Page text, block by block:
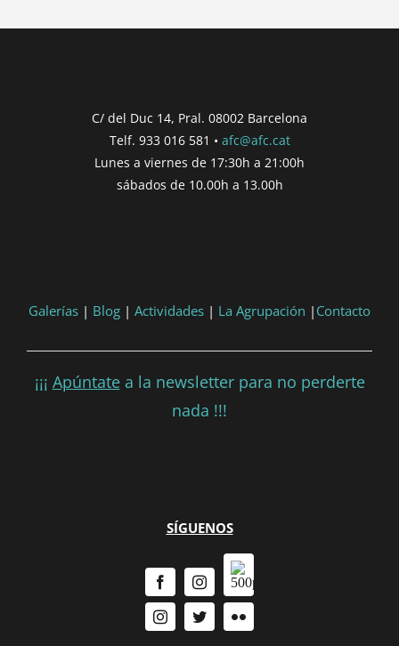
'DD/MM/YYYY') }}
Finalització de participació |{{
formatDate(post.end, 'YYYY-MM-DD',
'DD/MM/YYYY') }}
C/ del Duc 14, Pral. 08002 Barcelona
Telf. 933 016 581 • afc@afc.cat
Lunes a viernes de 17:30h a 21:00h
sábados de 10.00h a 13.00h
Galerías | Blog | Actividades | La Agrupación | Contacto
¡¡¡ Apúntatea la newsletter para no perderte
nada !!!
SÍGUENOS